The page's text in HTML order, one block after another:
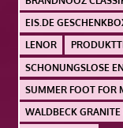
EIS.DE
LENOR
SCHONUNGSLOSE
SUMMER FOOT FOR
WALDBECK GRANITE